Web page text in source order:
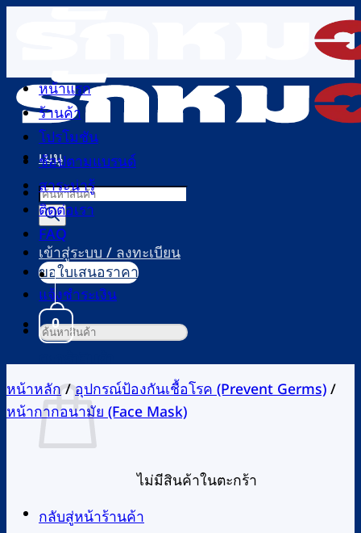
เนื้อหา
เมนู
Products
search
เข้าสู่ระบบ / ลงทะเบียน
0
ตะกร้าสินค้า
ไม่มีสินค้าในตะกร้า
กลับสู่หน้าร้านค้า
หน้าแรก
ร้านค้า
โปรโมชัน
ช้อปตามแบรนด์
สาระน่ารู้
ติดต่อเรา
FAQ
ขอใบเสนอราคา
แจ้งชำระเงิน
ค้นหา:
หน้าหลัก/อุปกรณ์ป้องกันเชื้อโรค (Prevent Germs)/
หน้ากากอนามัย (Face Mask)